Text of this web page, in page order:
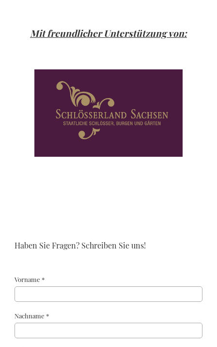
Mit freundlicher Unterstützung von:
Haben Sie Fragen? Schreiben Sie uns!
Vorname *
Nachname *